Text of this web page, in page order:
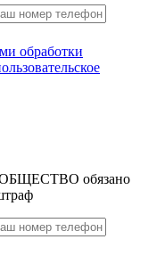
обработки
обязано